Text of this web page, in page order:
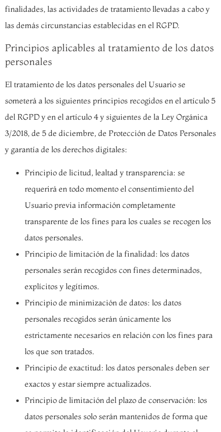
finalidades, las actividades de tratamiento llevadas a cabo y
las demás circunstancias establecidas en el RGPD.
Principios aplicables al tratamiento de los datos
personales
El tratamiento de los datos personales del Usuario se
someterá a los siguientes principios recogidos en el artículo 5
del RGPD y en el artículo 4 y siguientes de la Ley Orgánica
3/2018, de 5 de diciembre, de Protección de Datos Personales
y garantía de los derechos digitales:
Principio de licitud, lealtad y transparencia: se
requerirá en todo momento el consentimiento del
Usuario previa información completamente
transparente de los fines para los cuales se recogen los
datos personales.
Principio de limitación de la finalidad: los datos
personales serán recogidos con fines determinados,
explícitos y legítimos.
Principio de minimización de datos: los datos
personales recogidos serán únicamente los
estrictamente necesarios en relación con los fines para
los que son tratados.
Principio de exactitud: los datos personales deben ser
exactos y estar siempre actualizados.
Principio de limitación del plazo de conservación: los
datos personales solo serán mantenidos de forma que